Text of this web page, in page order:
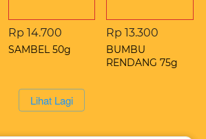
Rp 14.700
SAMBEL 50g
Rp 13.300
BUMBU
RENDANG 75g
`Lihat Lagi